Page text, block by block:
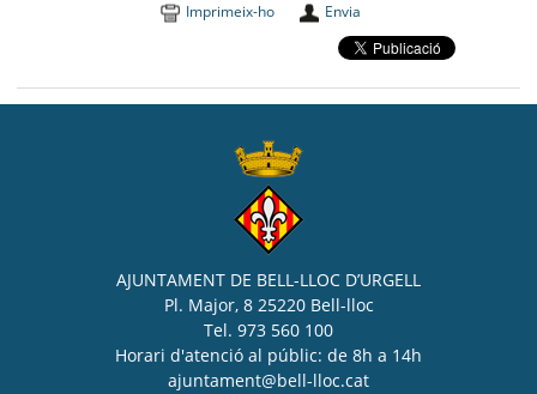
Imprimeix-ho Envia
AJUNTAMENT DE BELL-LLOC D’URGELL
Pl. Major, 8 25220 Bell-lloc
Tel. 973 560 100
Horari d'atenció al públic: de 8h a 14h
ajuntament@bell-lloc.cat